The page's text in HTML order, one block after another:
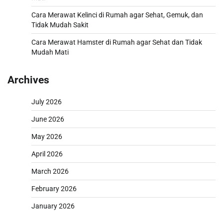
Cara Merawat Kelinci di Rumah agar Sehat, Gemuk, dan
Tidak Mudah Sakit
Cara Merawat Hamster di Rumah agar Sehat dan Tidak
Mudah Mati
Archives
July 2026
June 2026
May 2026
April 2026
March 2026
February 2026
January 2026